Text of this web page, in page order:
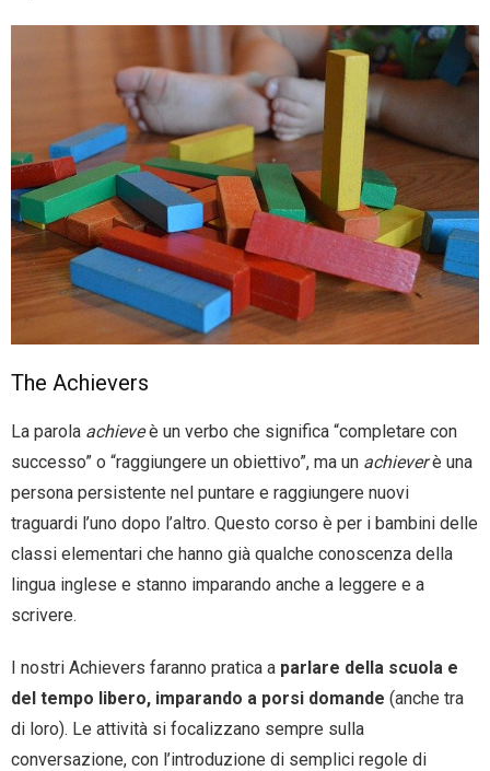
The Achievers
La parola achieveè un verbo che significa “completare con
successo” o “raggiungere un obiettivo”, ma un achieverè una
persona persistente nel puntare e raggiungere nuovi
traguardi l’uno dopo l’altro. Questo corso è per i bambini delle
classi elementari che hanno già qualche conoscenza della
lingua inglese e stanno imparando anche a leggere e a
scrivere.
I nostri Achievers faranno pratica a parlare della scuola e
del tempo libero, imparando a porsi domande (anche tra
di loro). Le attività si focalizzano sempre sulla
conversazione, con l’introduzione di semplici regole di